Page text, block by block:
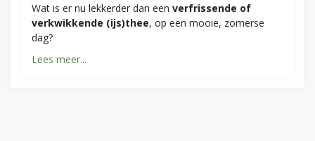
Wat is er nu lekkerder dan een verfrissende of
verkwikkende (ijs)thee, op een mooie, zomerse
dag?
Lees meer...